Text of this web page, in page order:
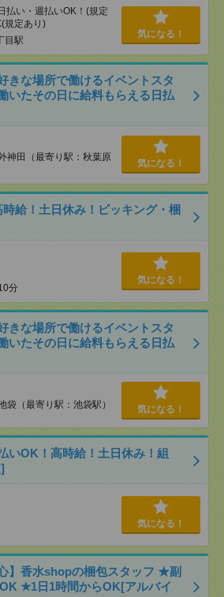
い・週払いOK！(規定
規定あり)
目駅
気になる！
きな場所で働けるイベントスタ
いたその日に給料もらえる日払
神田（最寄り駅：秋葉原
気になる！
給！土日休み！ピッキング・梱
分
気になる！
きな場所で働けるイベントスタ
いたその日に給料もらえる日払
袋（最寄り駅：池袋駅） 気になる！
いOK！高時給！土日休み！組
気になる！
】香水shopの梱包スタッフ ★副
★1日1時間からOK[アルバイ